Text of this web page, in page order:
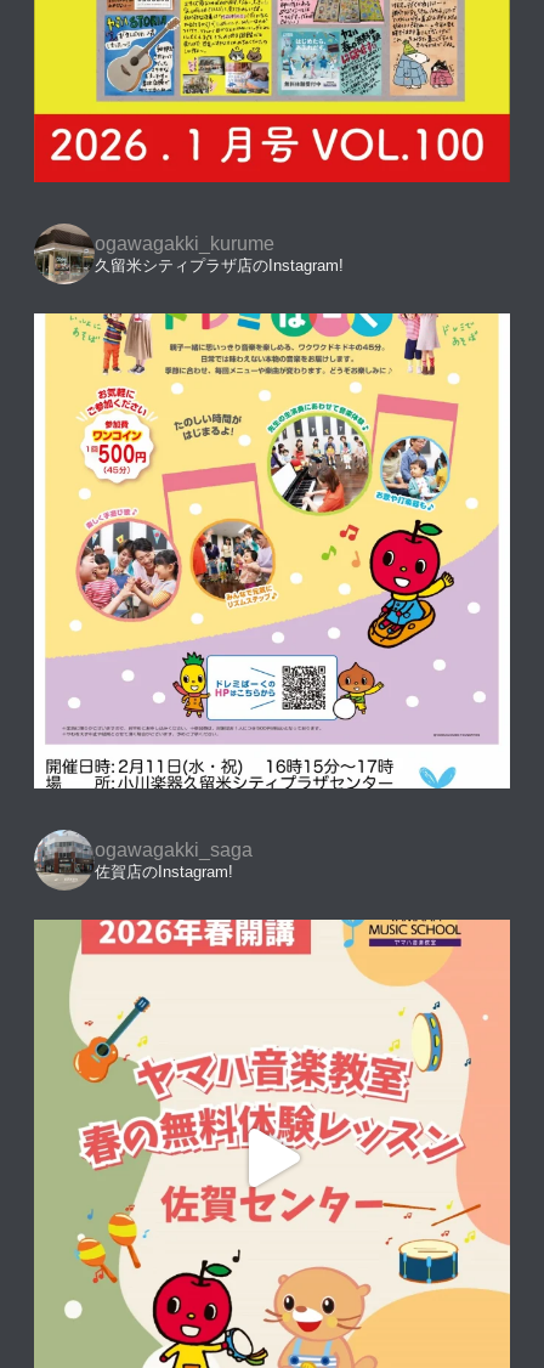
ogawagakki_kurume
久留米シティプラザ店のInstagram!
ogawagakki_saga
佐賀店のInstagram!